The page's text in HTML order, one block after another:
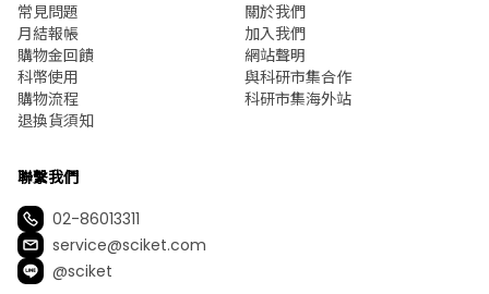
常見問題
月結報帳
購物金回饋
科幣使用
購物流程
退換貨須知
關於我們
加入我們
網站聲明
與科研市集合作
科研市集海外站
聯繫我們
02-86013311
service@sciket.com
@sciket